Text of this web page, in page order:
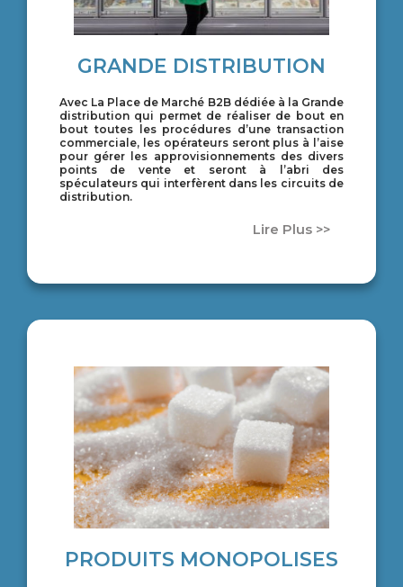
GRANDE DISTRIBUTION
Avec La Place de Marché B2B dédiée à la Grande
distribution qui permet de réaliser de bout en
bout toutes les procédures d’une transaction
commerciale, les opérateurs seront plus à l’aise
pour gérer les approvisionnements des divers
points de vente et seront à l’abri des
spéculateurs qui interfèrent dans les circuits de
distribution.
Lire Plus >>
PRODUITS MONOPOLISES